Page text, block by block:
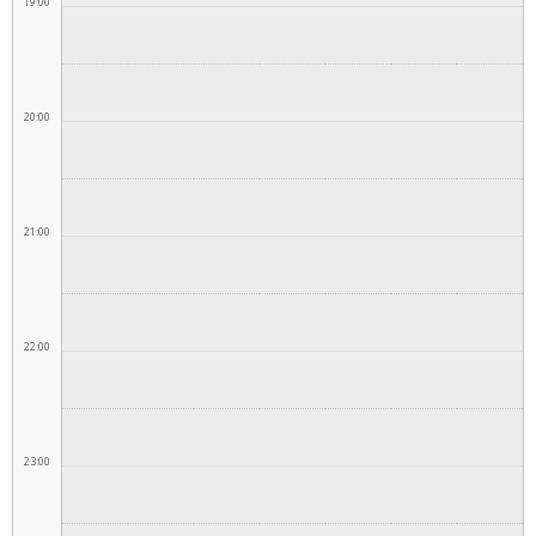
20:00
21:00
22:00
23:00